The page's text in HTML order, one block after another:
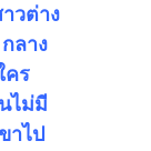
วต่าง
ลาง
คร
ไม่มี
าไป